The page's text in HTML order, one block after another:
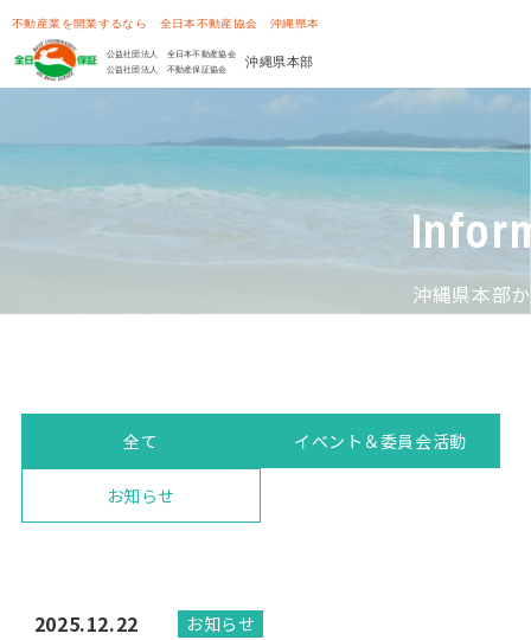
沖縄県本部
全て イベント＆委員会活動
お知らせ
2025.12.22 お知らせ